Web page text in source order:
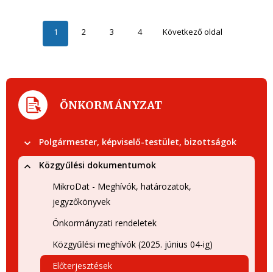
1 2 3 4 Következő oldal
ÖNKORMÁNYZAT
Polgármester, képviselő-testület, bizottságok
Közgyűlési dokumentumok
MikroDat - Meghívók, határozatok,
jegyzőkönyvek
Önkormányzati rendeletek
Közgyűlési meghívók (2025. június 04-ig)
Előterjesztések